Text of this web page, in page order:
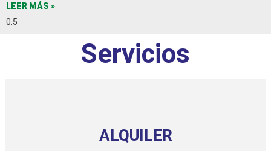
LEER MÁS »
Servicios
ALQUILER